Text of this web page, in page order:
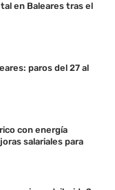
en Baleares tras el
paros del 27 al
con energía
salariales para